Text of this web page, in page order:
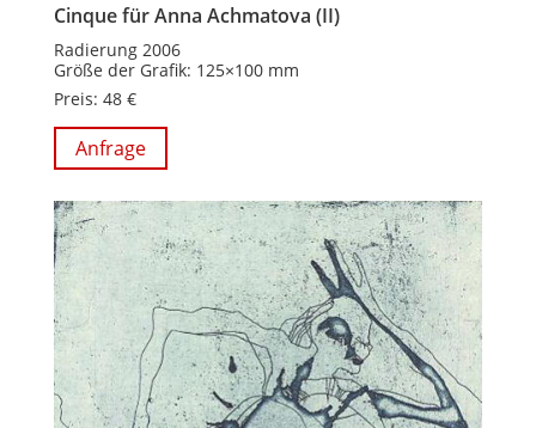
Cinque für Anna Achmatova (II)
Radierung 2006
Größe der Grafik: 125×100 mm
Preis: 48 €
Anfrage